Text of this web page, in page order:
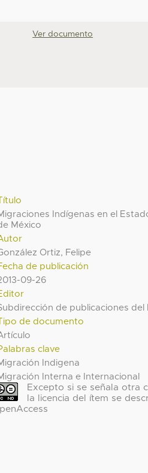
Ver documento
Indígenas en el
México
Ortiz, Felipe
de publicación
09-26
de publicaciones del
de documento
clave
Indigena
Interna e Internacional
Excepto si se señala otra
la licencia del ítem se